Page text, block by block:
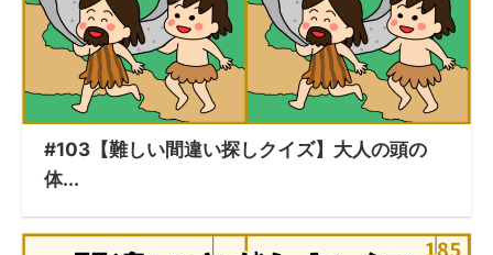
#103【難しい間違い探しクイズ】大人の頭の
体...